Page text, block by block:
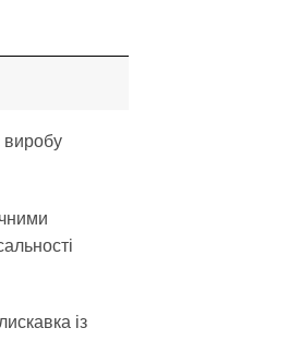
виробу
із